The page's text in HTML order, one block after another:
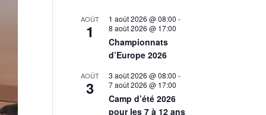
AOÛT
1
1 août 2026 @ 08:00 -
8 août 2026 @ 17:00
Championnats
d’Europe 2026
AOÛT
3
3 août 2026 @ 08:00 -
7 août 2026 @ 17:00
Camp d’été 2026
pour les 7 à 12 ans